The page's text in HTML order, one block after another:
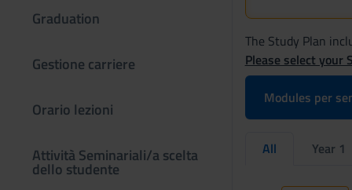
Graduation
Gestione carriere
Orario lezioni
Attività Seminariali/a scelta
dello studente
The Study Plan
Please select your
Modules per
All Year 1